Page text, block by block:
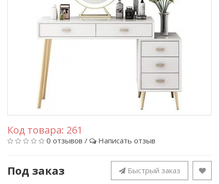
Код товара: 261
0 отзывов / Написать отзыв
Под заказ Быстрый заказ